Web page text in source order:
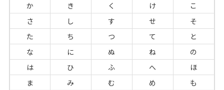
か
き く け
こ
さ
し す せ
そ
た
ち つ て
と
な
に ぬ ね
の
は
ひ ふ へ
ほ
ま
み む め
も